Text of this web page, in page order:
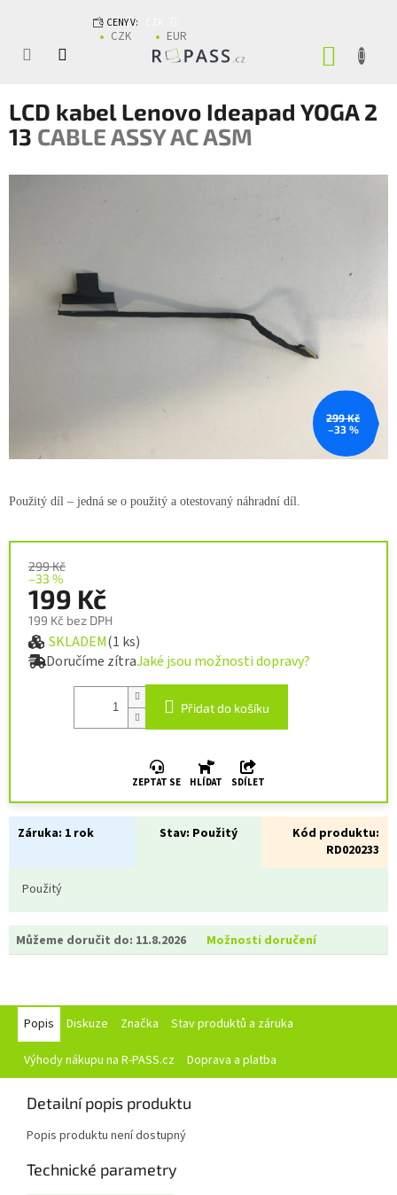
CENY V:
CZK EUR
LCD kabel Lenovo Ideapad YOGA 2
13 CABLE ASSY AC ASM
299 Kč
–33 %
299 Kč
–33 %
199 Kč
199 Kč bez DPH
Měrná cena:
SKLADEM(1 ks)
Doručíme zítraJaké jsou možnosti dopravy?
Přidat do košíku
ZEPTAT SE HLÍDAT SDÍLET
Záruka: 1 rok Stav: Použitý
Kód produktu:
RD020233
Použitý
Můžeme doručit do: 11.8.2026 Možnosti doručení
Použitý díl – jedná se o použitý a otestovaný náhradní díl.
Popis Diskuze Značka Stav produktů a záruka
Výhody nákupu na R-PASS.cz Doprava a platba
Detailní popis produktu
Popis produktu není dostupný
Technické parametry